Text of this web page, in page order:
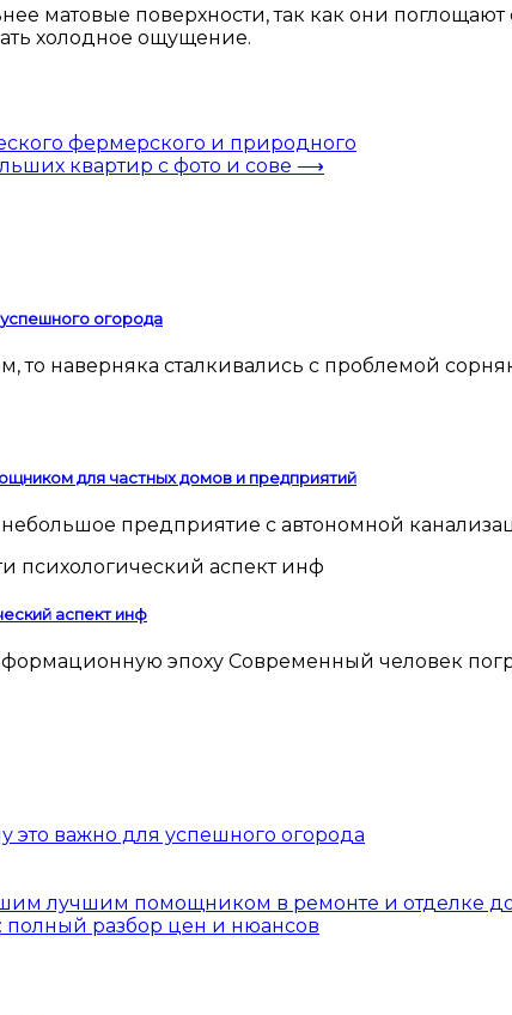
матовые поверхности, так как они поглощают
холодное ощущение.
фермерского и природного
квартир с фото и сове ⟶
огорода
для частных домов и предприятий
предприятие с автономной
аспект инф
это важно для успешного огорода
лучшим помощником в ремонте и отделке
полный разбор цен и нюансов